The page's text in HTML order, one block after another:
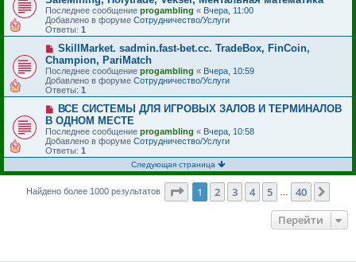
е
щ
е
н
и
е
в
о
е
с
о
о
б
щ
е
н
и
Последнее сообщение progambling « Вчера, 11:00
Добавлено в форуме Сотрудничество/Услуги
Ответы: 1
Н
о
в
о
е
с
о
о
б
щ
е
н
и
е
SkillMarket. sadmin.fast-bet.cc. TradeBox, FinCoin,
Champion, PariMatch
Последнее сообщение progambling « Вчера, 10:59
Добавлено в форуме Сотрудничество/Услуги
Ответы: 1
Н
о
в
о
е
с
о
щ
ВСЕ СИСТЕМЫ ДЛЯ ИГРОВЫХ ЗАЛОВ И ТЕРМИНАЛОВ
В ОДНОМ МЕСТЕ
Последнее сообщение progambling « Вчера, 10:58
Добавлено в форуме Сотрудничество/Услуги
Ответы: 1
Следующая страница
Найдено более 1000 результатов Страница из 40
1 2 3 4 5 40
Перейти